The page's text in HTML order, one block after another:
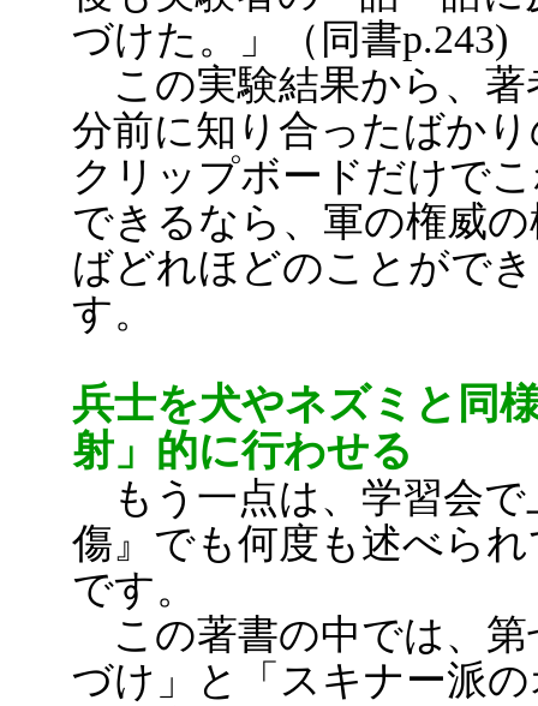
づけた。」（同書p.243)
この実験結果から、著
分前に知り合ったばか
クリップボードだけで
できるなら、軍の権威
ばどれほどのことがで
す。
兵士を犬やネズミと同
射」的に行わせる
もう一点は、学習会
傷』でも何度も述べら
です。
この著書の中では、第
づけ」と「スキナー派